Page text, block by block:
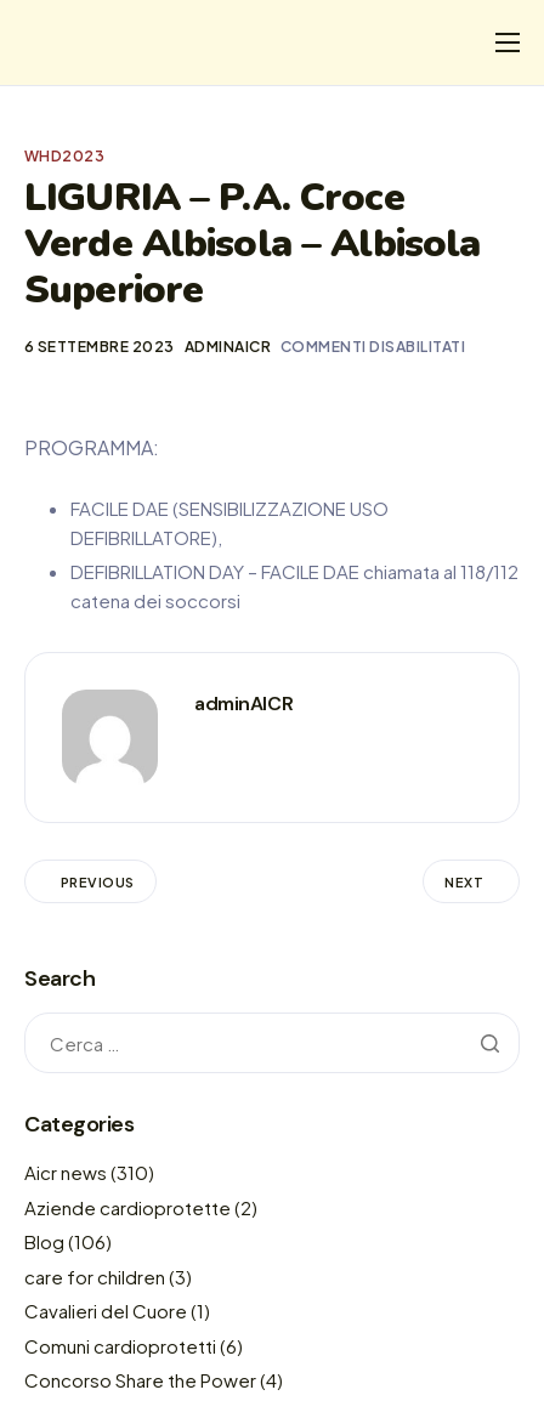
CHI
I SALVATI
FORMAZIONE
PROGETTI
NEWS
WHD2023
LIGURIA – P.A. Croce
Verde Albisola – Albisola
Superiore
6 SETTEMBRE 2023 ADMINAICR COMMENTI DISABILITATI
PROGRAMMA:
FACILE DAE (SENSIBILIZZAZIONE USO
DEFIBRILLATORE),
DEFIBRILLATION DAY – FACILE DAE chiamata al 118/112
catena dei soccorsi
adminAICR
PREVIOUS NEXT
Search
Categories
Aicr news (310)
Aziende cardioprotette (2)
Blog (106)
care for children (3)
Cavalieri del Cuore (1)
Comuni cardioprotetti (6)
Concorso Share the Power(4)